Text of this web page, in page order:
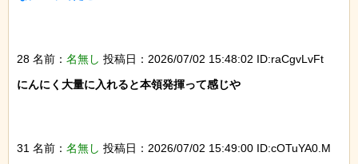
28 名前： 名無し 投稿日：2026/07/02 15:48:02 ID:raCgvLvFt
にんにく大量に入れると本領発揮って感じや
31 名前： 名無し 投稿日：2026/07/02 15:49:00 ID:cOTuYA0.M